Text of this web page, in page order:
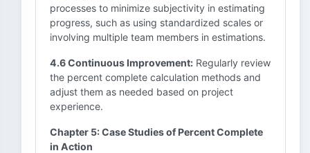
processes to minimize subjectivity in estimating
progress, such as using standardized scales or
involving multiple team members in estimations.
4.6 Continuous Improvement: Regularly review
the percent complete calculation methods and
adjust them as needed based on project
experience.
Chapter 5: Case Studies of Percent Complete
in Action